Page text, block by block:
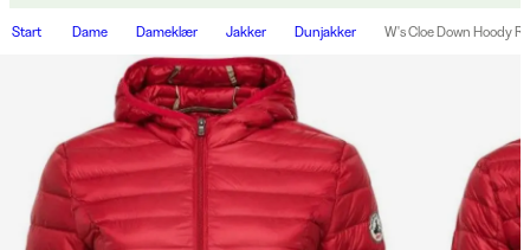
Start Dame Dameklær Jakker Dunjakker W's Cloe Down Hoody